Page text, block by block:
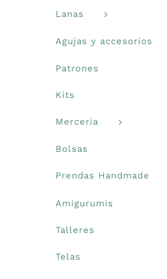
Lanas
Agujas y accesorios
Patrones
Kits
Mercería
Bolsas
Prendas Handmade
Amigurumis
Talleres
Telas